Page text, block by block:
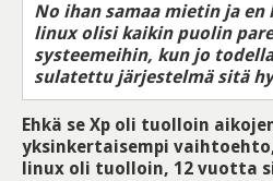
No ihan samaa mietin ja en
linux olisi kaikin puolin
systeemeihin, kun jo
sulatettu järjestelmä sitä
Ehkä se Xp oli tuolloin
yksinkertaisempi
linux oli tuolloin, 12 vuotta